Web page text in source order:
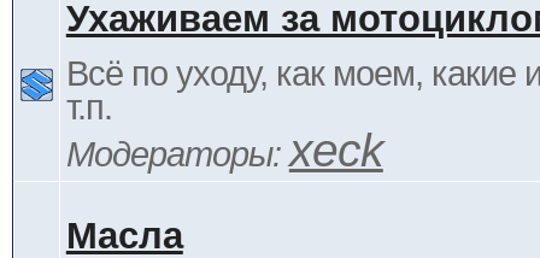
Ухаживаем за
Всё по уходу, как моем, какие
т.п.
Модераторы:xeck
Масла